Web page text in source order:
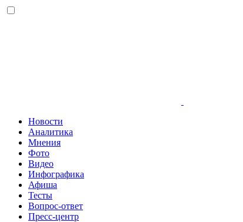
Новости
Аналитика
Мнения
Фото
Видео
Инфографика
Афиша
Тесты
Вопрос-ответ
Пресс-центр